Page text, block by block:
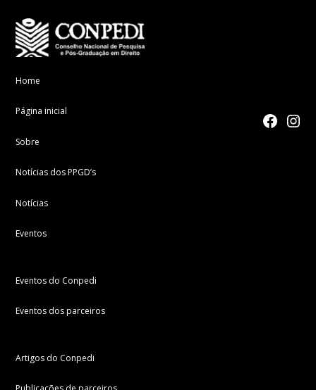
facebook
Home
Página inicial
Sobre
Notícias dos PPGD’s
Notícias
Eventos
Eventos do Conpedi
Eventos dos parceiros
Artigos do Conpedi